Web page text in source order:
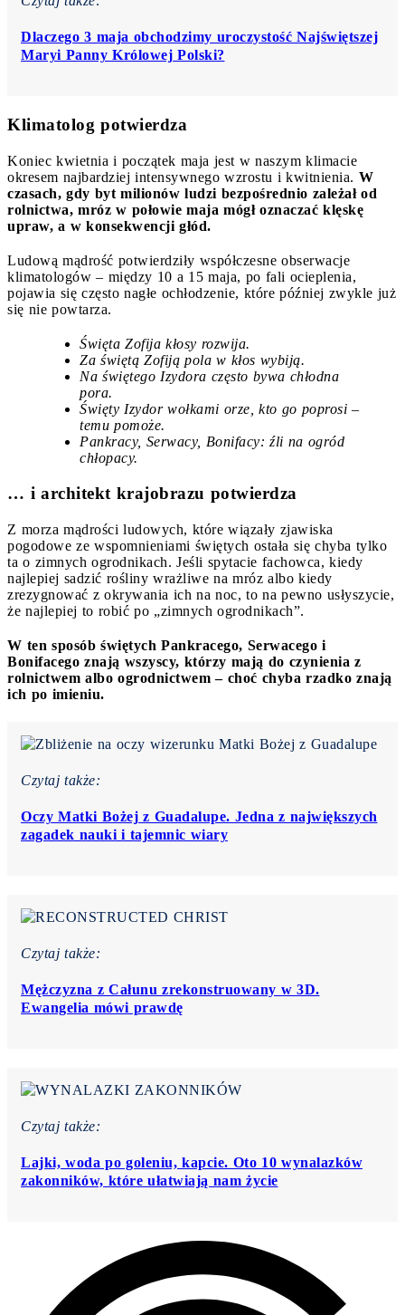
Dlaczego 3 maja obchodzimy uroczystość Najświętszej
Maryi Panny Królowej Polski?
Klimatolog potwierdza
Koniec kwietnia i początek maja jest w naszym klimacie
okresem najbardziej intensywnego wzrostu i kwitnienia. W
czasach, gdy byt milionów ludzi bezpośrednio zależał od
rolnictwa, mróz w połowie maja mógł oznaczać klęskę
upraw, a w konsekwencji głód.
Ludową mądrość potwierdziły współczesne obserwacje
klimatologów – między 10 a 15 maja, po fali ocieplenia,
pojawia się często nagłe ochłodzenie, które później zwykle już
się nie powtarza.
Święta Zofija kłosy rozwija.
Za świętą Zofiją pola w kłos wybiją.
Na świętego Izydora często bywa chłodna
pora.
Święty Izydor wołkami orze, kto go poprosi –
temu pomoże.
Pankracy, Serwacy, Bonifacy: źli na ogród
chłopacy.
… i architekt krajobrazu potwierdza
Z morza mądrości ludowych, które wiązały zjawiska
pogodowe ze wspomnieniami świętych ostała się chyba tylko
ta o zimnych ogrodnikach. Jeśli spytacie fachowca, kiedy
najlepiej sadzić rośliny wrażliwe na mróz albo kiedy
zrezygnować z okrywania ich na noc, to na pewno usłyszycie,
że najlepiej to robić po „zimnych ogrodnikach”.
W ten sposób świętych Pankracego, Serwacego i
Bonifacego znają wszyscy, którzy mają do czynienia z
rolnictwem albo ogrodnictwem – choć chyba rzadko znają
ich po imieniu.
Czytaj także:
Oczy Matki Bożej z Guadalupe. Jedna z największych
zagadek nauki i tajemnic wiary
Czytaj także:
Mężczyzna z Całunu zrekonstruowany w 3D.
Ewangelia mówi prawdę
Czytaj także:
Lajki, woda po goleniu, kapcie. Oto 10 wynalazków
zakonników, które ułatwiają nam życie